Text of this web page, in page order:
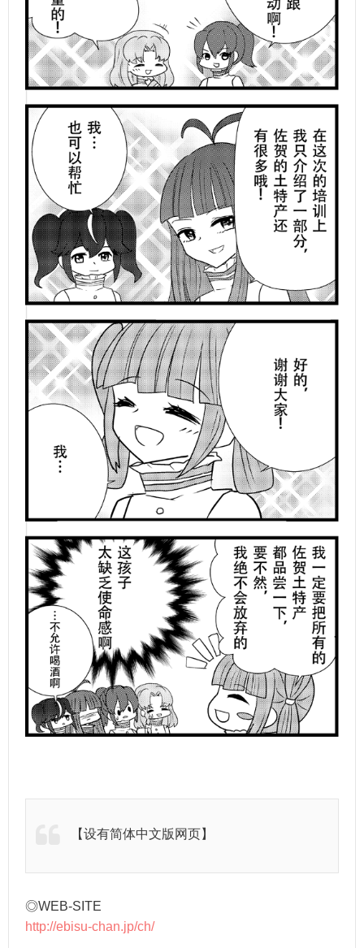
【设有简体中文版网页】
◎WEB-SITE
http://ebisu-chan.jp/ch/